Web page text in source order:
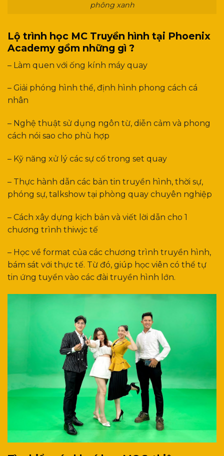
phông xanh
Lộ trình học MC Truyền hình tại Phoenix
Academy gồm những gì ?
– Làm quen với ống kính máy quay
– Giải phóng hình thể, định hình phong cách cá
nhân
– Nghệ thuật sử dụng ngôn từ, diễn cảm và phong
cách nói sao cho phù hợp
– Kỹ năng xử lý các sự cố trong set quay
– Thực hành dẫn các bản tin truyền hình, thời sự,
phóng sự, talkshow tại phòng quay chuyên nghiệp
– Cách xây dựng kịch bản và viết lời dẫn cho 1
chương trình thiwjc tế
– Học về format của các chương trình truyền hình,
bám sát với thực tế. Từ đó, giúp học viên có thể tự
tin ứng tuyển vào các đài truyền hình lớn.